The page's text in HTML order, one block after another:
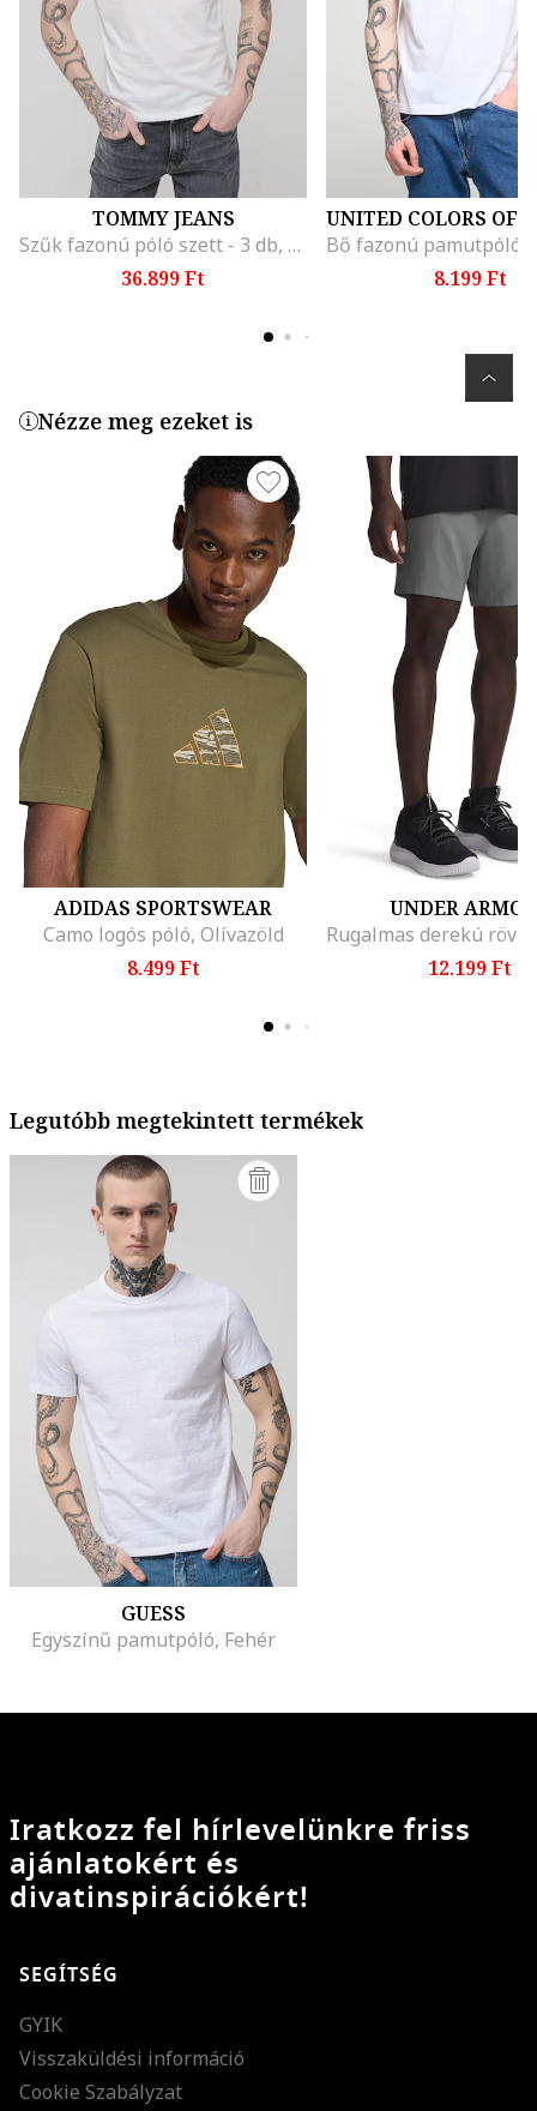
TOMMY JEANS
Szűk fazonú póló szett - 3 db, Fehér/Koptatott fekete
36.899 Ft
8.199 Ft
Nézze meg ezeket is
ADIDAS SPORTSWEAR
Camo logós póló, Olívazöld
8.499 Ft
UNDER
12.199 Ft
Legutóbb megtekintett termékek
GUESS
Egyszínű pamutpóló, Fehér
Iratkozz fel hírlevelünkre friss
ajánlatokért és
divatinspirációkért!
SEGÍTSÉG
GYIK
Visszaküldési információ
Cookie Szabályzat